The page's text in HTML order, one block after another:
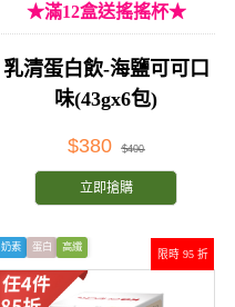
★滿12盒送搖搖杯★
乳清蛋白飲-海鹽可可口
味(43gx6包)
$380 $400
立即搶購
限時 95 折
奶素 蛋白 高纖